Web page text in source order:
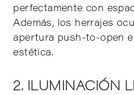
perfectamente con
Además, los herrajes
apertura push-to-open
estética.
2. ILUMINACIÓN